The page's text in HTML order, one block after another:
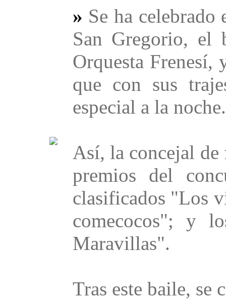
» Se ha
San Gregorio, el
Orquesta
que con sus
especial a la noche.
Así, la concejal
premios del
clasificados "Los
comecocos"; y
Maravillas".
Tras este baile, se